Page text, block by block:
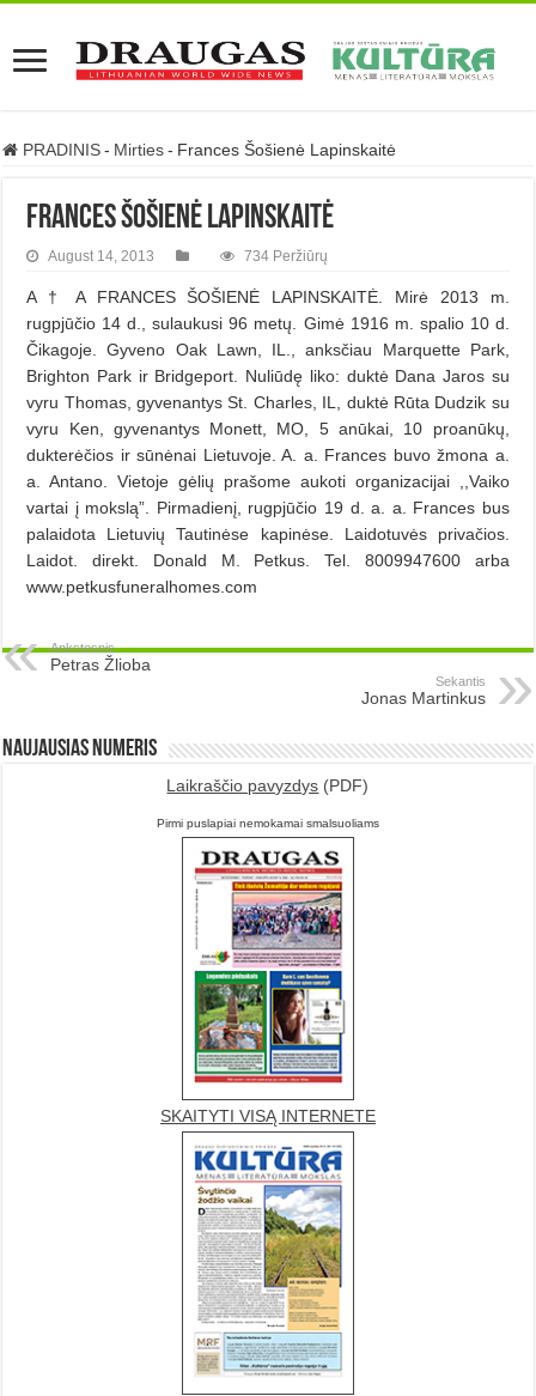
PRADINIS - Mirties - Frances Šošienė Lapinskaitė
Frances Šošienė Lapinskaitė
August 14, 2013 734 Peržiūrų
A † A FRANCES ŠOŠIENĖ LAPINSKAITĖ. Mirė 2013 m.
rugpjūčio 14 d., sulaukusi 96 metų. Gimė 1916 m. spalio 10 d.
Čikagoje. Gyveno Oak Lawn, IL., anksčiau Marquette Park,
Brighton Park ir Bridgeport. Nuliūdę liko: duktė Dana Jaros su
vyru Thomas, gyvenantys St. Charles, IL, duktė Rūta Dudzik su
vyru Ken, gyvenantys Monett, MO, 5 anūkai, 10 proanūkų,
dukterėčios ir sūnėnai Lietuvoje. A. a. Frances buvo žmona a.
a. Antano. Vietoje gėlių prašome aukoti organizacijai ,,Vaiko
vartai į mokslą”. Pirmadienį, rugpjūčio 19 d. a. a. Frances bus
palaidota Lietuvių Tautinėse kapinėse. Laidotuvės privačios.
Laidot. direkt. Donald M. Petkus. Tel. 8009947600 arba
www.petkusfuneralhomes.com
Ankstesnis
Petras Žlioba
Sekantis
Jonas Martinkus
Naujausias numeris
Laikraščio pavyzdys (PDF)
Pirmi puslapiai nemokamai smalsuoliams
SKAITYTI VISĄ INTERNETE